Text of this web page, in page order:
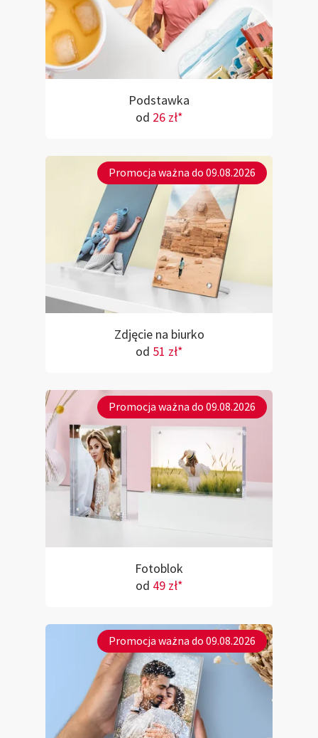
Podstawka
od 26 zł*
Promocja ważna do 09.08.2026
Zdjęcie na biurko
od 51 zł*
Promocja ważna do 09.08.2026
Fotoblok
od 49 zł*
Promocja ważna do 09.08.2026